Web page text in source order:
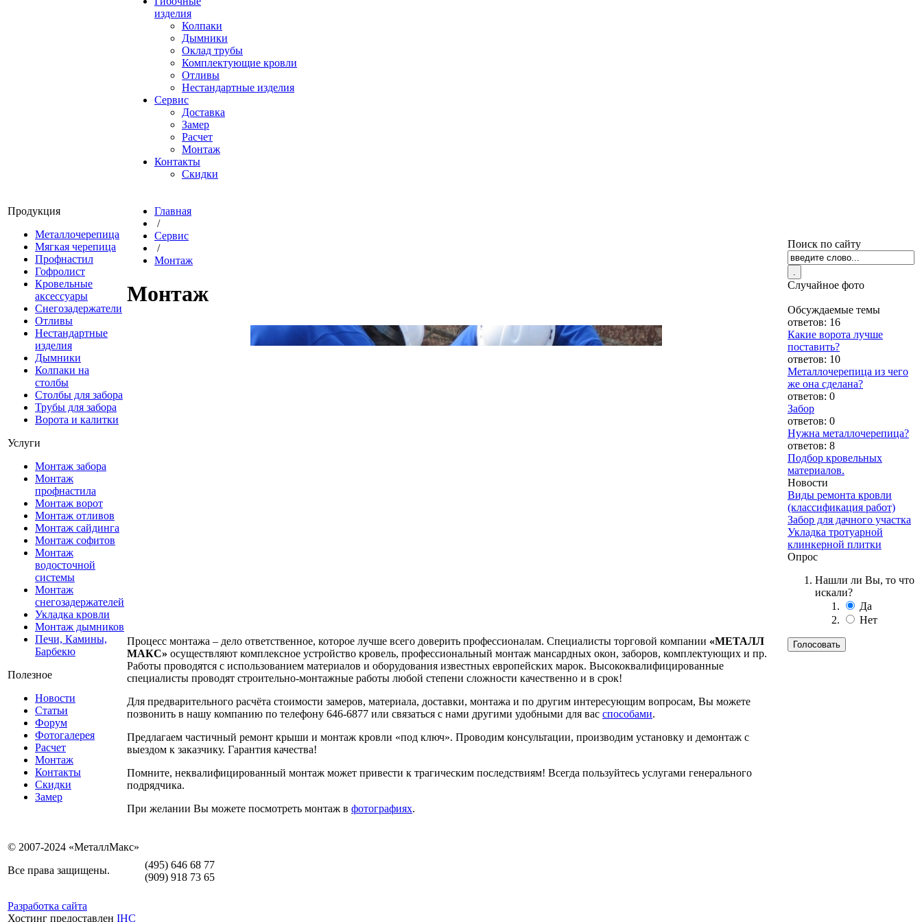
изделия
Колпаки
Дымники
Оклад трубы
Комплектующие кровли
Отливы
Нестандартные изделия
Сервис
Доставка
Замер
Расчет
Монтаж
Контакты
Скидки
Продукция
Металлочерепица
Мягкая черепица
Профнастил
Гофролист
Кровельные
аксессуары
Снегозадержатели
Отливы
Нестандартные
изделия
Дымники
Колпаки на
столбы
Столбы для забора
Трубы для забора
Ворота и калитки
Услуги
Монтаж забора
Монтаж
профнастила
Монтаж ворот
Монтаж отливов
Монтаж сайдинга
Монтаж софитов
Монтаж
водосточной
системы
Монтаж
снегозадержателей
Укладка кровли
Монтаж дымников
Печи, Камины,
Барбекю
Полезное
Новости
Статьи
Форум
Фотогалерея
Расчет
Монтаж
Контакты
Скидки
Замер
Главная
/
Сервис
/
Монтаж
Монтаж
Процесс монтажа – дело ответственное, которое лучше всего доверить профессионалам. Специалисты торговой компании «МЕТАЛЛ
МАКС» осуществляют комплексное устройство кровель, профессиональный монтаж мансардных окон, заборов, комплектующих и пр.
Работы проводятся с использованием материалов и оборудования известных европейских марок. Высококвалифицированные
специалисты проводят строительно-монтажные работы любой степени сложности качественно и в срок!
Для предварительного расчёта стоимости замеров, материала, доставки, монтажа и по другим интересующим вопросам, Вы можете
позвонить в нашу компанию по телефону 646-6877 или связаться с нами другими удобными для вас способами.
Предлагаем частичный ремонт крыши и монтаж кровли «под ключ». Проводим консультации, производим установку и демонтаж с
выездом к заказчику. Гарантия качества!
Помните, неквалифицированный монтаж может привести к трагическим последствиям! Всегда пользуйтесь услугами генерального
подрядчика.
При желании Вы можете посмотреть монтаж в фотографиях.
Поиск по сайту
Случайное фото
Обсуждаемые темы
ответов: 16
Какие ворота лучше
поставить?
ответов: 10
Металлочерепица из чего
же она сделана?
ответов: 0
Забор
ответов: 0
Нужна металлочерепица?
ответов: 8
Подбор кровельных
материалов.
Новости
Виды ремонта кровли
(классификация работ)
Забор для дачного участка
Укладка тротуарной
клинкерной плитки
Опрос
Нашли ли Вы, то что
искали?
Да
Нет
© 2007-2024 «МеталлМакс»
Все права защищены.
Разработка сайта
Хостинг предоставлен IHC
(495) 646 68 77
(909) 918 73 65